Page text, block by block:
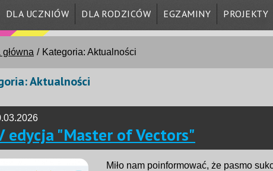
DLA UCZNIÓW DLA RODZICÓW EGZAMINY PROJEKTY
Kategoria: Aktualności
Aktualności
edycja "Master of Vectors"
Miło nam poinformować, że pasmo